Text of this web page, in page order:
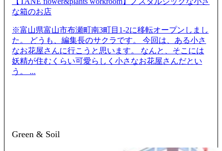
な箱のお店
※富山県富山市布瀬町南3町目1-2に移転オープンしまし
た。 どうも、編集長のサクラです。 今回は、ある小さ
なお花屋さんに行こうと思います。 なんと、そこには
妖精が住むくらい可愛らしく小さなお花屋さんだとい
う。 ...
Green & Soil